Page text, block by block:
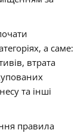
а саме:
втрата
та інші
правила